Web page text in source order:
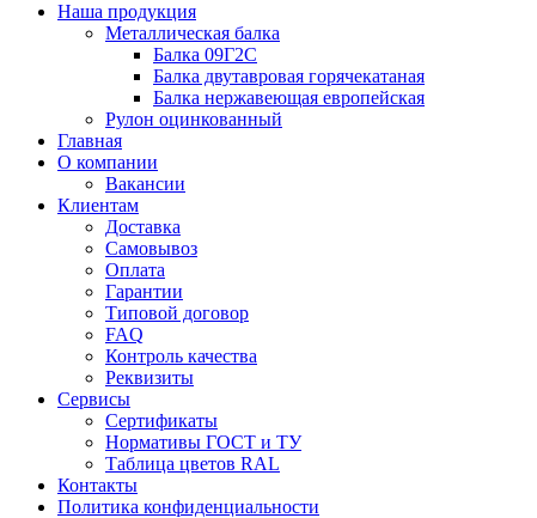
Наша продукция
Металлическая балка
Балка 09Г2С
Балка двутавровая горячекатаная
Балка нержавеющая европейская
Рулон оцинкованный
Главная
О компании
Вакансии
Клиентам
Доставка
Самовывоз
Оплата
Гарантии
Типовой договор
FAQ
Контроль качества
Реквизиты
Сервисы
Сертификаты
Нормативы ГОСТ и ТУ
Таблица цветов RAL
Контакты
Политика конфиденциальности